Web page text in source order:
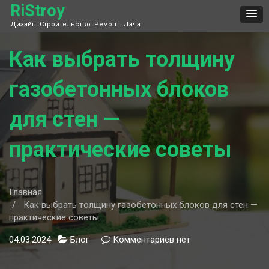
Skip
content
RiStroy
Дизайн. Строительство. Ремонт. Дача
Как выбрать толщину
газобетонных блоков
для стен —
практические советы
Главная
Как выбрать толщину газобетонных блоков для стен —
практические советы
04.03.2024 Блог Комментариев кнет